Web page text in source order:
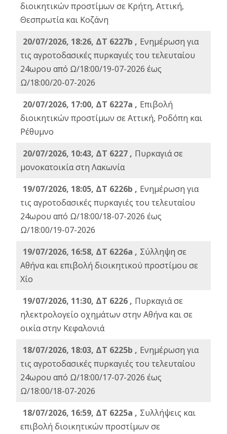
διοικητικών προστίμων σε Κρήτη, Αττική,
Θεσπρωτία και Κοζάνη
20/07/2026, 18:26, ΔΤ 6227b , Ενημέρωση για
τις αγροτοδασικές πυρκαγιές του τελευταίου
24ωρου από Ω/18:00/19-07-2026 έως
Ω/18:00/20-07-2026
20/07/2026, 17:00, ΔΤ 6227a , Επιβολή
διοικητικών προστίμων σε Αττική, Ροδόπη και
Ρέθυμνο
20/07/2026, 10:43, ΔΤ 6227 , Πυρκαγιά σε
μονοκατοικία στη Λακωνία
19/07/2026, 18:05, ΔΤ 6226b , Ενημέρωση για
τις αγροτοδασικές πυρκαγιές του τελευταίου
24ωρου από Ω/18:00/18-07-2026 έως
Ω/18:00/19-07-2026
19/07/2026, 16:58, ΔΤ 6226a , Σύλληψη σε
Αθήνα και επιβολή διοικητικού προστίμου σε
Χίο
19/07/2026, 11:30, ΔΤ 6226 , Πυρκαγιά σε
ηλεκτρολογείο οχημάτων στην Αθήνα και σε
οικία στην Κεφαλονιά
18/07/2026, 18:03, ΔΤ 6225b , Ενημέρωση για
τις αγροτοδασικές πυρκαγιές του τελευταίου
24ωρου από Ω/18:00/17-07-2026 έως
Ω/18:00/18-07-2026
18/07/2026, 16:59, ΔT 6225a , Συλλήψεις και
επιβολή διοικητικών προστίμων σε